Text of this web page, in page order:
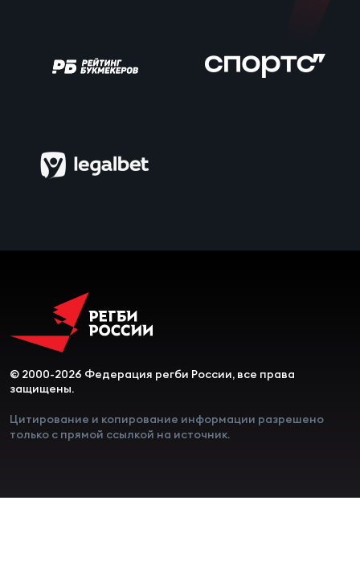
© 2000-2026 Федерация регби России, все права
защищены.
Цитирование и копирование информации разрешено
только с прямой ссылкой на источник.